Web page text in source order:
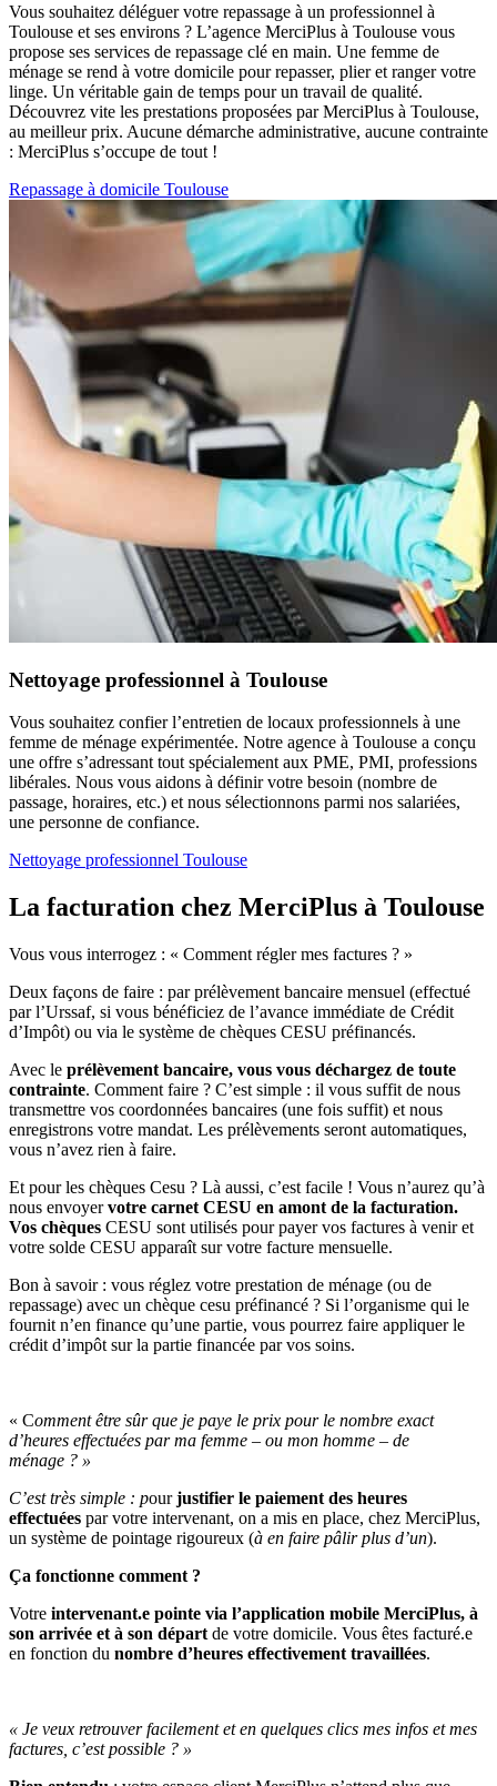
Vous souhaitez déléguer votre repassage à un professionnel à
Toulouse et ses environs ? L’agence MerciPlus à Toulouse vous
propose ses services de repassage clé en main. Une femme de
ménage se rend à votre domicile pour repasser, plier et ranger votre
linge. Un véritable gain de temps pour un travail de qualité.
Découvrez vite les prestations proposées par MerciPlus à Toulouse,
au meilleur prix. Aucune démarche administrative, aucune contrainte
: MerciPlus s’occupe de tout !
Repassage à domicile Toulouse
Nettoyage professionnel à Toulouse
Vous souhaitez confier l’entretien de locaux professionnels à une
femme de ménage expérimentée. Notre agence à Toulouse a conçu
une offre s’adressant tout spécialement aux PME, PMI, professions
libérales. Nous vous aidons à définir votre besoin (nombre de
passage, horaires, etc.) et nous sélectionnons parmi nos salariées,
une personne de confiance.
Nettoyage professionnel Toulouse
La facturation chez MerciPlus à Toulouse
Vous vous interrogez : « Comment régler mes factures ? »
Deux façons de faire : par prélèvement bancaire mensuel (effectué
par l’Urssaf, si vous bénéficiez de l’avance immédiate de Crédit
d’Impôt) ou via le système de chèques CESU préfinancés.
Avec le prélèvement bancaire, vous vous déchargez de toute
contrainte. Comment faire ? C’est simple : il vous suffit de nous
transmettre vos coordonnées bancaires (une fois suffit) et nous
enregistrons votre mandat. Les prélèvements seront automatiques,
vous n’avez rien à faire.
Et pour les chèques Cesu ? Là aussi, c’est facile ! Vous n’aurez qu’à
nous envoyervotre carnet CESU en amont de la facturation.
Vos chèques CESU sont utilisés pour payer vos factures à venir et
votre solde CESU apparaît sur votre facture mensuelle.
Bon à savoir : vous réglez votre prestation de ménage (ou de
repassage) avec un chèque cesu préfinancé ? Si l’organisme qui le
fournit n’en finance qu’une partie, vous pourrez faire appliquer le
crédit d’impôt sur la partie financée par vos soins.
« Comment être sûr que je paye le prix pour le nombre exact
d’heures effectuées par ma femme – ou mon homme – de
ménage ? »
C’est très simple : pourjustifier le paiement des heures
effectuées par votre intervenant, on a mis en place, chez MerciPlus,
un système de pointage rigoureux (à en faire pâlir plus d’un).
Ça fonctionne comment ?
Votre intervenant.e pointe via l’application mobile MerciPlus, à
son arrivée et à son départ de votre domicile. Vous êtes facturé.e
en fonction du nombre d’heures effectivement travaillées.
« Je veux retrouver facilement et en quelques clics mes infos et mes
factures, c’est possible ? »